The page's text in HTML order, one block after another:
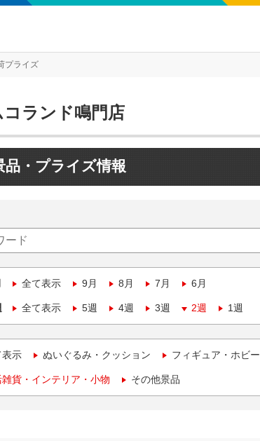
プライズ
ランド鳴門店
品・プライズ情報
全て表示 9月 8月 7月 6月
全て表示 5週 4週 3週 2週 1週
表示 ぬいぐるみ・クッション フィギュア・ホビー
貨・インテリア・小物 その他景品